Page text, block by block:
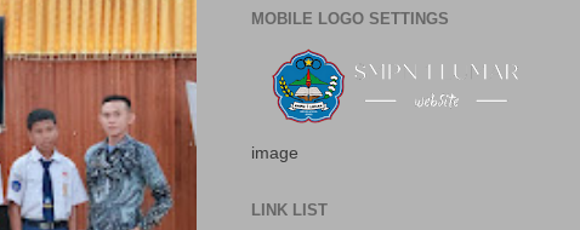
MOBILE LOGO SETTINGS
image
LINK LIST